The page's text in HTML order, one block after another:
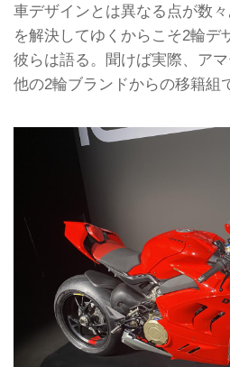
車デザインとは異なる点が数
を解決してゆくからこそ2輪デ
彼らは語る。聞けば実際、ア
他の2輪ブランドからの移籍組